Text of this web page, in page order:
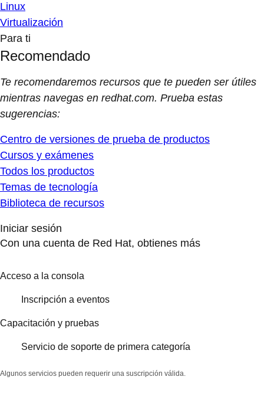
Linux
Virtualización
Para ti
Recomendado
Te recomendaremos recursos que te pueden ser útiles
mientras navegas en redhat.com. Prueba estas
sugerencias:
Centro de versiones de prueba de productos
Cursos y exámenes
Todos los productos
Temas de tecnología
Biblioteca de recursos
Iniciar sesión
Con una cuenta de Red Hat, obtienes más
Acceso a la consola
Inscripción a eventos
Capacitación y pruebas
Servicio de soporte de primera categoría
Algunos servicios pueden requerir una suscripción válida.